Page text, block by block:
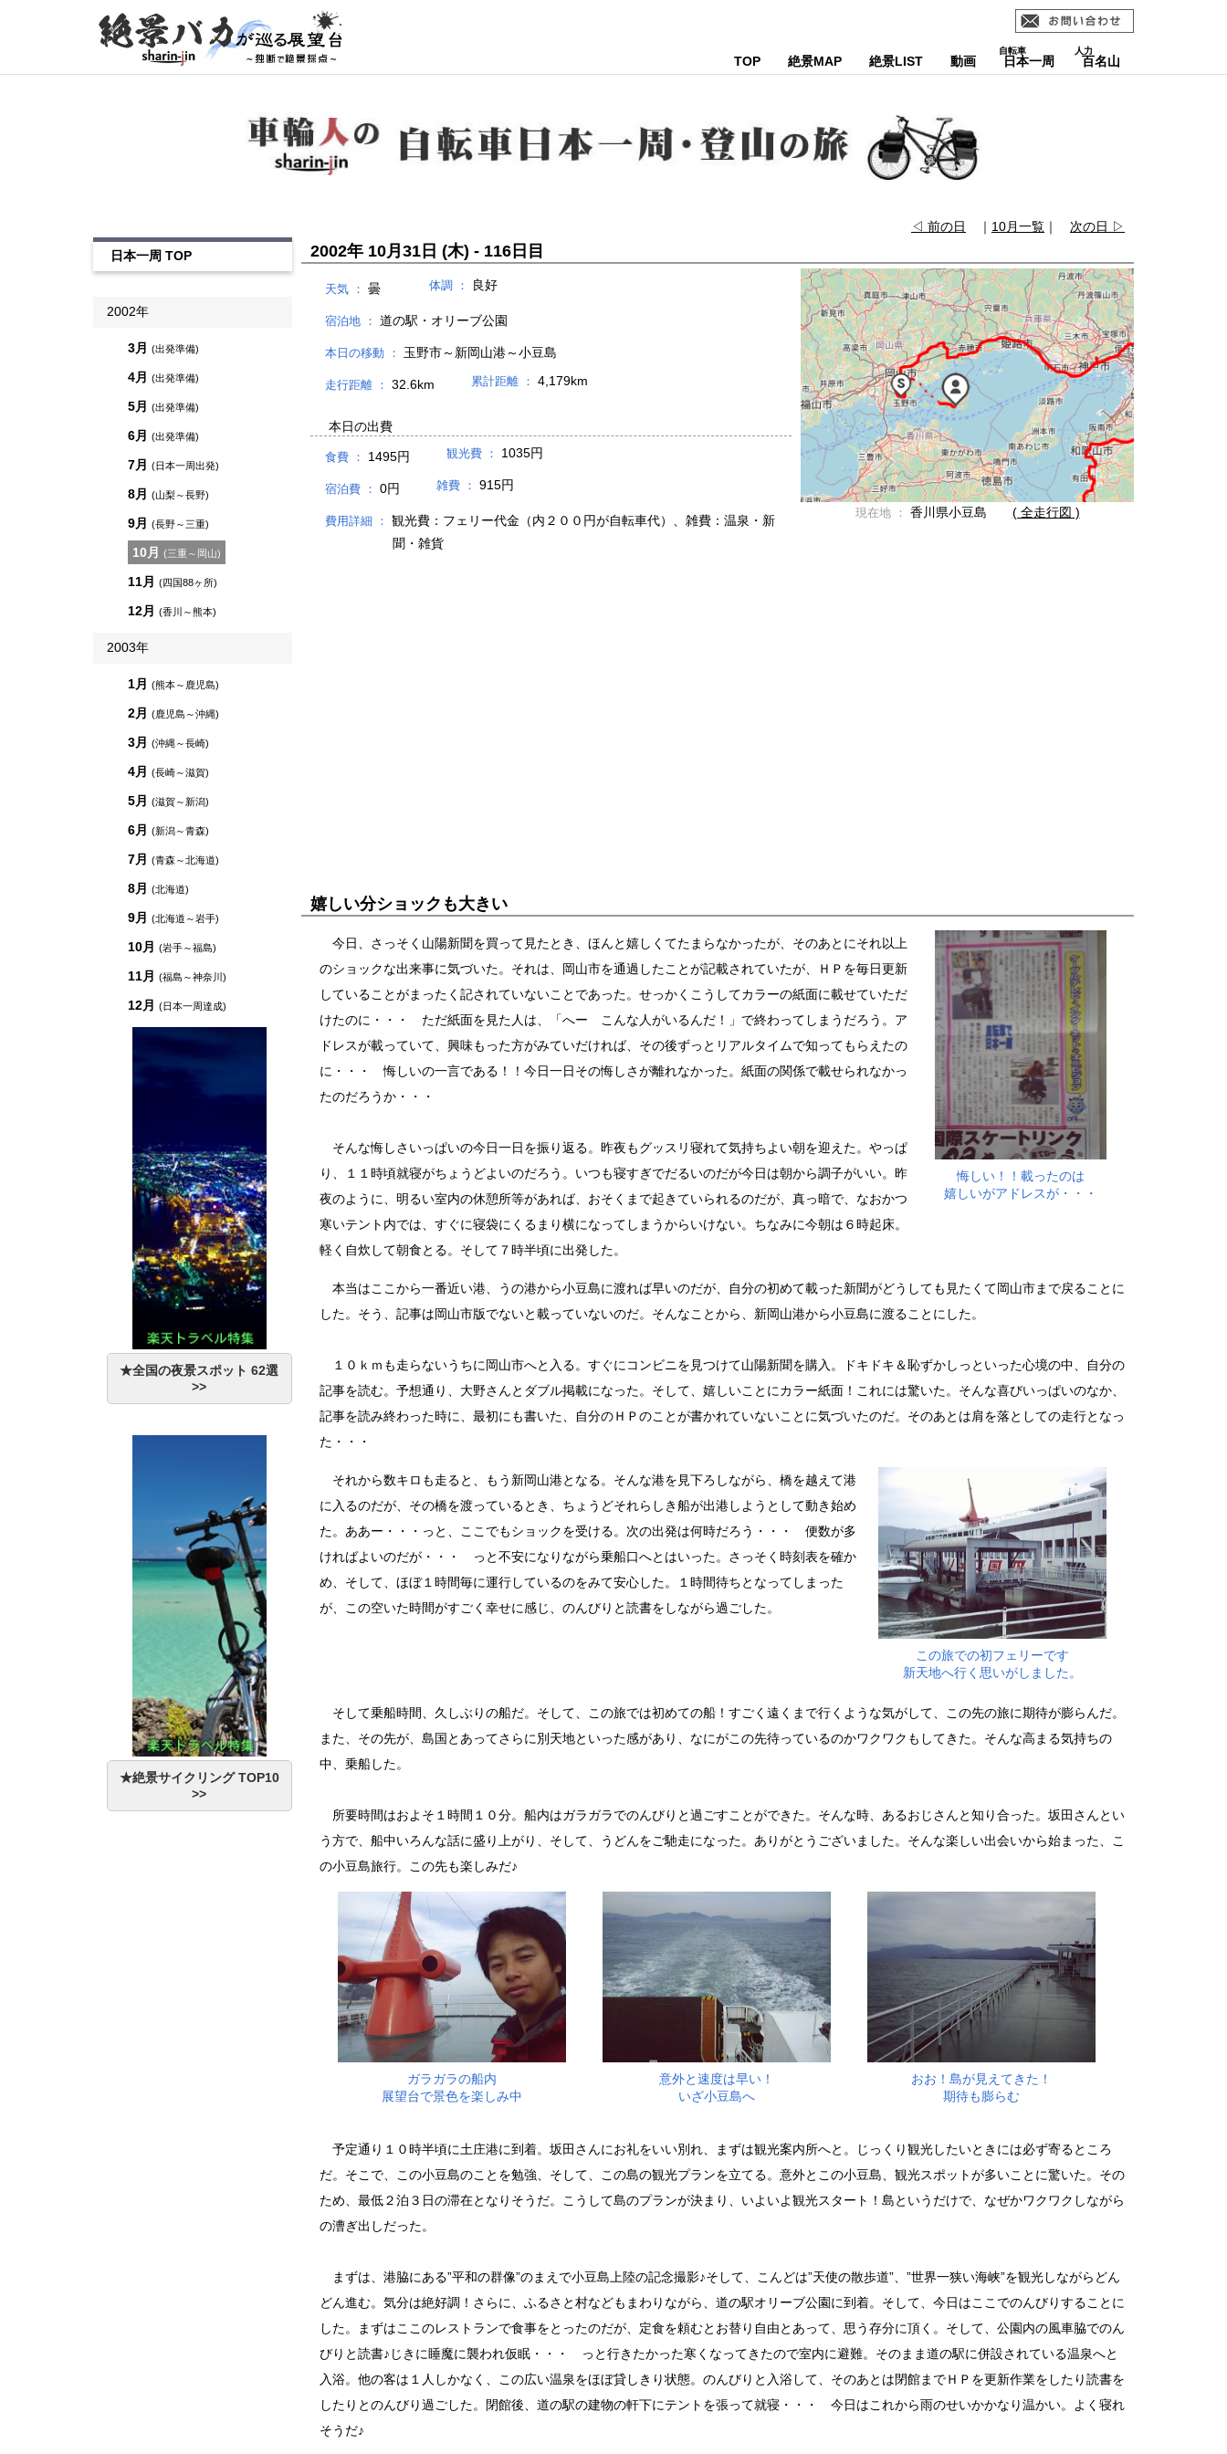
TOP 絶景MAP 絶景LIST 動画 日本一周 百名山
日本一周 TOP
2002年
3月 (出発準備)
4月 (出発準備)
5月 (出発準備)
6月 (出発準備)
7月 (日本一周出発)
8月 (山梨～長野)
9月 (長野～三重)
10月 (三重～岡山)
11月 (四国88ヶ所)
12月 (香川～熊本)
2003年
1月 (熊本～鹿児島)
2月 (鹿児島～沖縄)
3月 (沖縄～長崎)
4月 (長崎～滋賀)
5月 (滋賀～新潟)
6月 (新潟～青森)
7月 (青森～北海道)
8月 (北海道)
9月 (北海道～岩手)
10月 (岩手～福島)
11月 (福島～神奈川)
12月 (日本一周達成)
★全国の夜景スポット 62選
>>
★絶景サイクリング TOP10
>>
◁ 前の日 ｜ 10月一覧 ｜ 次の日 ▷
2002年 10月31日 (木) - 116日目
天気 ： 曇 体調 ： 良好
宿泊地 ： 道の駅・オリーブ公園
本日の移動 ： 玉野市～新岡山港～小豆島
走行距離 ： 32.6km 累計距離 ： 4,179km
本日の出費
食費 ： 1495円 観光費 ： 1035円
宿泊費 ： 0円 雑費 ： 915円
費用詳細 ： 観光費：フェリー代金（内２００円が自転車代）、雑費：温泉・新
聞・雑貨
現在地 ： 香川県小豆島 ( 全走行図 )
嬉しい分ショックも大きい
悔しい！！載ったのは
嬉しいがアドレスが・・・
今日、さっそく山陽新聞を買って見たとき、ほんと嬉しくてたまらなかったが、そのあとにそれ以上
のショックな出来事に気づいた。それは、岡山市を通過したことが記載されていたが、ＨＰを毎日更新
していることがまったく記されていないことであった。せっかくこうしてカラーの紙面に載せていただ
けたのに・・・ ただ紙面を見た人は、「へー こんな人がいるんだ！」で終わってしまうだろう。ア
ドレスが載っていて、興味もった方がみていだければ、その後ずっとリアルタイムで知ってもらえたの
に・・・ 悔しいの一言である！！今日一日その悔しさが離れなかった。紙面の関係で載せられなかっ
たのだろうか・・・
そんな悔しさいっぱいの今日一日を振り返る。昨夜もグッスリ寝れて気持ちよい朝を迎えた。やっぱ
り、１１時頃就寝がちょうどよいのだろう。いつも寝すぎでだるいのだが今日は朝から調子がいい。昨
夜のように、明るい室内の休憩所等があれば、おそくまで起きていられるのだが、真っ暗で、なおかつ
寒いテント内では、すぐに寝袋にくるまり横になってしまうからいけない。ちなみに今朝は６時起床。
軽く自炊して朝食とる。そして７時半頃に出発した。
本当はここから一番近い港、うの港から小豆島に渡れば早いのだが、自分の初めて載った新聞がどうしても見たくて岡山市まで戻ることに
した。そう、記事は岡山市版でないと載っていないのだ。そんなことから、新岡山港から小豆島に渡ることにした。
１０ｋｍも走らないうちに岡山市へと入る。すぐにコンビニを見つけて山陽新聞を購入。ドキドキ＆恥ずかしっといった心境の中、自分の
記事を読む。予想通り、大野さんとダブル掲載になった。そして、嬉しいことにカラー紙面！これには驚いた。そんな喜びいっぱいのなか、
記事を読み終わった時に、最初にも書いた、自分のＨＰのことが書かれていないことに気づいたのだ。そのあとは肩を落としての走行となっ
た・・・
この旅での初フェリーです
新天地へ行く思いがしました。
それから数キロも走ると、もう新岡山港となる。そんな港を見下ろしながら、橋を越えて港
に入るのだが、その橋を渡っているとき、ちょうどそれらしき船が出港しようとして動き始め
た。ああー・・・っと、ここでもショックを受ける。次の出発は何時だろう・・・ 便数が多
ければよいのだが・・・ っと不安になりながら乗船口へとはいった。さっそく時刻表を確か
め、そして、ほぼ１時間毎に運行しているのをみて安心した。１時間待ちとなってしまった
が、この空いた時間がすごく幸せに感じ、のんびりと読書をしながら過ごした。
そして乗船時間、久しぶりの船だ。そして、この旅では初めての船！すごく遠くまで行くような気がして、この先の旅に期待が膨らんだ。
また、その先が、島国とあってさらに別天地といった感があり、なにがこの先待っているのかワクワクもしてきた。そんな高まる気持ちの
中、乗船した。
所要時間はおよそ１時間１０分。船内はガラガラでのんびりと過ごすことができた。そんな時、あるおじさんと知り合った。坂田さんとい
う方で、船中いろんな話に盛り上がり、そして、うどんをご馳走になった。ありがとうございました。そんな楽しい出会いから始まった、こ
の小豆島旅行。この先も楽しみだ♪
ガラガラの船内
展望台で景色を楽しみ中
意外と速度は早い！
いざ小豆島へ
おお！島が見えてきた！
期待も膨らむ
予定通り１０時半頃に土庄港に到着。坂田さんにお礼をいい別れ、まずは観光案内所へと。じっくり観光したいときには必ず寄るところ
だ。そこで、この小豆島のことを勉強、そして、この島の観光プランを立てる。意外とこの小豆島、観光スポットが多いことに驚いた。その
ため、最低２泊３日の滞在となりそうだ。こうして島のプランが決まり、いよいよ観光スタート！島というだけで、なぜかワクワクしながら
の漕ぎ出しだった。
まずは、港脇にある”平和の群像”のまえで小豆島上陸の記念撮影♪そして、こんどは”天使の散歩道”、”世界一狭い海峡”を観光しながらどん
どん進む。気分は絶好調！さらに、ふるさと村などもまわりながら、道の駅オリーブ公園に到着。そして、今日はここでのんびりすることに
した。まずはここのレストランで食事をとったのだが、定食を頼むとお替り自由とあって、思う存分に頂く。そして、公園内の風車脇でのん
びりと読書♪じきに睡魔に襲われ仮眠・・・ っと行きたかった寒くなってきたので室内に避難。そのまま道の駅に併設されている温泉へと
入浴。他の客は１人しかなく、この広い温泉をほぼ貸しきり状態。のんびりと入浴して、そのあとは閉館までＨＰを更新作業をしたり読書を
したりとのんびり過ごした。閉館後、道の駅の建物の軒下にテントを張って就寝・・・ 今日はこれから雨のせいかかなり温かい。よく寝れ
そうだ♪